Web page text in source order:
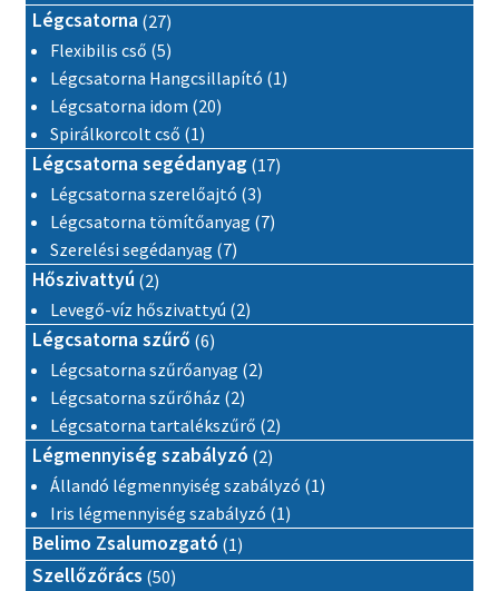
Légcsatorna 2727 termék
Flexibilis cső 55 termék
Légcsatorna Hangcsillapító 11 termék
Légcsatorna idom 2020 termék
Spirálkorcolt cső 11 termék
Légcsatorna segédanyag 1717 termék
Légcsatorna szerelőajtó 33 termék
Légcsatorna tömítőanyag 77 termék
Szerelési segédanyag 77 termék
Hőszivattyú 22 termék
Levegő-víz hőszivattyú 22 termék
Légcsatorna szűrő 66 termék
Légcsatorna szűrőanyag 22 termék
Légcsatorna szűrőház 22 termék
Légcsatorna tartalékszűrő 22 termék
Légmennyiség szabályzó 22 termék
Állandó légmennyiség szabályzó 11 termék
Iris légmennyiség szabályzó 11 termék
Belimo Zsalumozgató 11 termék
Szellőzőrács 5050 termék